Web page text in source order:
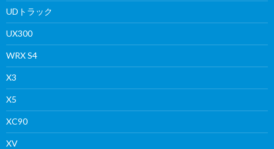
UDトラック
UX300
WRX S4
X3
X5
XC90
XV